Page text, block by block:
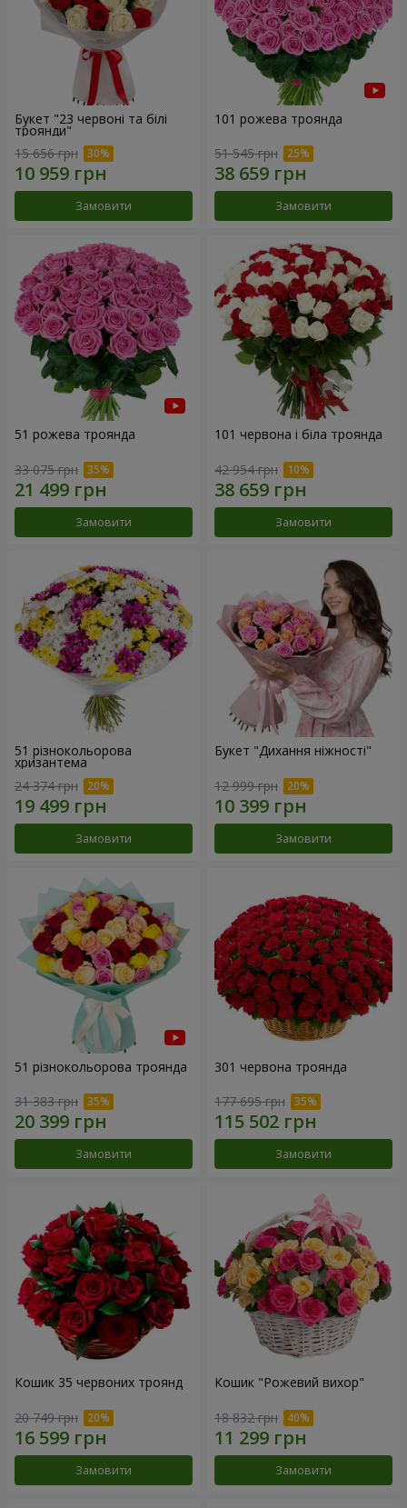
Букет "23 червоні та білі
троянди"
15 656 грн
Замовити
101 рожева троянда
51 545 грн
Замовити
51 рожева троянда
33 075 грн
Замовити
101 червона і біла троянда
42 954 грн
Замовити
51 різнокольорова
хризантема
24 374 грн
Замовити
Букет "Дихання ніжності"
12 999 грн
Замовити
51 різнокольорова троянда
31 383 грн
Замовити
301 червона троянда
177 695 грн
Замовити
Кошик 35 червоних троянд
20 749 грн
Замовити
Кошик "Рожевий вихор"
18 832 грн
Замовити